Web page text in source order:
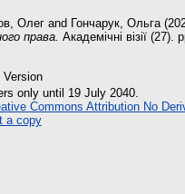
Олег and Гончарук, Ольга
права. Академічні візії (27).
only until 19 July 2040.
Commons Attribution No
a copy